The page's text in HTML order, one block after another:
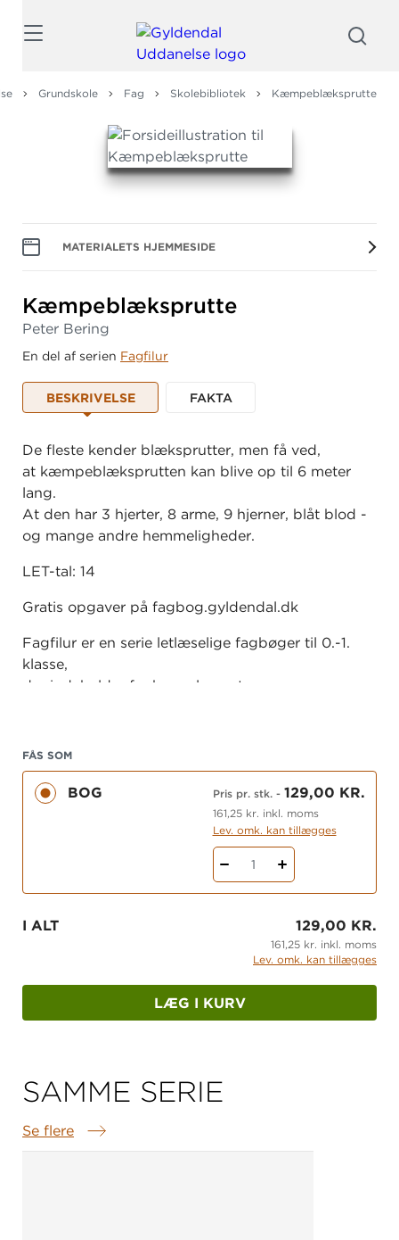
Grundskole Fag Skolebibliotek Kæmpeblæksprutte
MATERIALETS HJEMMESIDE
Kæmpeblæksprutte
Peter Bering
En del af serien Fagfilur
BESKRIVELSE FAKTA
De fleste kender blæksprutter, men få ved,
at kæmpeblæksprutten kan blive op til 6 meter
lang.
At den har 3 hjerter, 8 arme, 9 hjerner, blåt blod -
og mange andre hemmeligheder.
LET-tal: 14
Gratis opgaver på fagbog.gyldendal.dk
Fagfilur er en serie letlæselige fagbøger til 0.-1.
klasse,
der indeholder fagbogselementer som
grafiske
fremstillinger. Bøgerne er velegnede til at
præsentere
eleverne for fagbogen som genre.
FÅS SOM
BOG Pris pr. stk.- 129,00 KR.
161,25 kr. inkl. moms
Lev. omk. kan tillægges
1
I ALT 129,00 KR.
161,25 kr. inkl. moms
Lev. omk. kan tillægges
LÆG I KURV
SAMME SERIE
Se flere
Samme serie